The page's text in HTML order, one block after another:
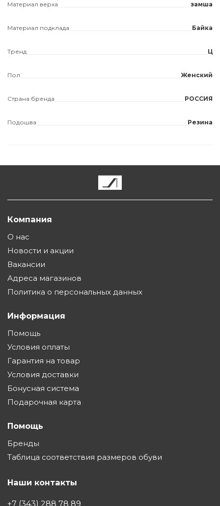
Материал верха замша
Материал подклада Байка
Тренд Ц
Пол Женский
Страна бренда РОССИЯ
Подошва Резина
Компания
О нас
Новости и акции
Вакансии
Адреса магазинов
Политика о персональных данных
Информация
Помощь
Условия оплаты
Гарантия на товар
Условия доставки
Бонусная система
Подарочная карта
Помощь
Бренды
Таблица соответствия размеров обуви
Наши контакты
+7 (343) 288 78 89